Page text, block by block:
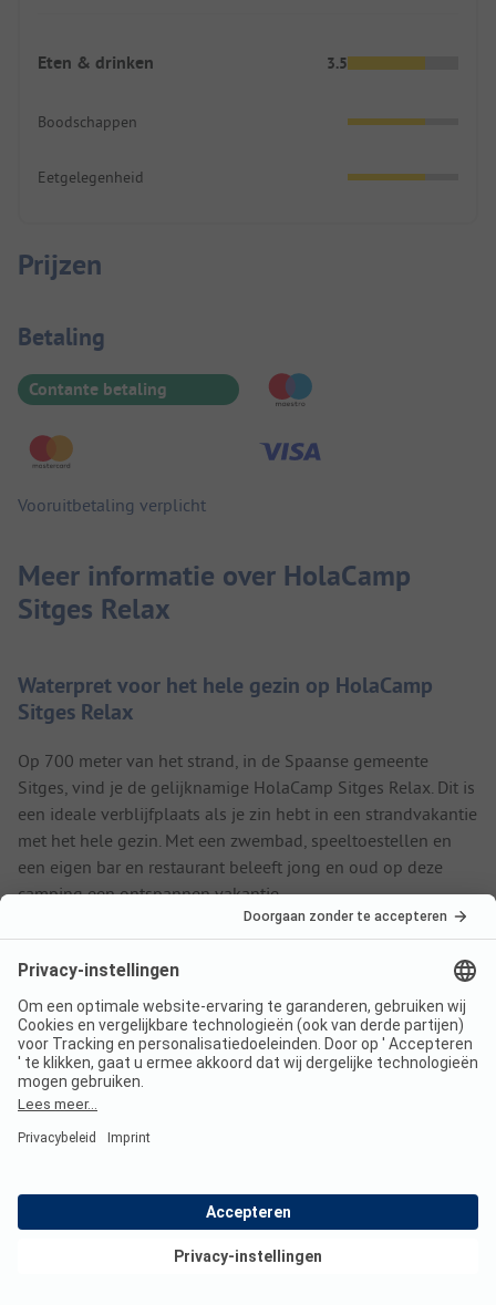
Eten & drinken 3.5
Boodschappen
Eetgelegenheid
Prijzen
Betaalinformatie
Betaling
Contante betaling
Vooruitbetaling verplicht
Meer informatie over HolaCamp
Sitges Relax
Waterpret voor het hele gezin op HolaCamp
Sitges Relax
Op 700 meter van het strand, in de Spaanse gemeente
Sitges, vind je de gelijknamige HolaCamp Sitges Relax. Dit is
een ideale verblijfplaats als je zin hebt in een strandvakantie
met het hele gezin. Met een zwembad, speeltoestellen en
een eigen bar en restaurant beleeft jong en oud op deze
camping een ontspannen vakantie.
Deze middelgrote camping telt in totaal 214 plaatsen. Voor
de terugkerende vakantiegangers zijn 50 vaste
staanplaatsen beschikbaar en voor de enthousiaste
campinggast zijn er 121 toeristische plaatsen voorhanden.
Wie niet over een eigen kampeeruitrusting zoals een
caravan, camper, vouwwagen of tent beschikt, kan terecht in
Deze uitgeruste vakantieverblijven zijn voorzien van een
Bekijk deals